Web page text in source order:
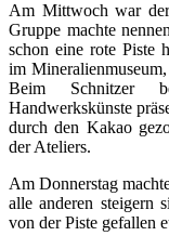
Am Mittwoch war
Gruppe machte
schon eine rote Piste
im
Beim Schnitzer
Handwerkskünste
durch den Kakao
der Ateliers.
Am Donnerstag
alle anderen steigern
von der Piste gefallen